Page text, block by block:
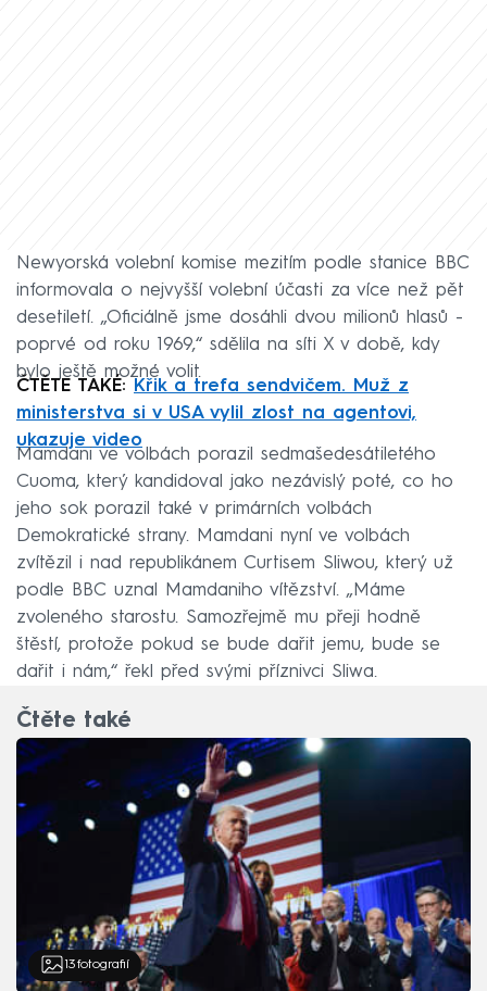
Newyorská volební komise mezitím podle stanice BBC
informovala o nejvyšší volební účasti za více než pět
desetiletí. „Oficiálně jsme dosáhli dvou milionů hlasů -
poprvé od roku 1969,“ sdělila na síti X v době, kdy
bylo ještě možné volit.
ČTĚTE TAKÉ:
Křik a trefa sendvičem. Muž z
ministerstva si v USA vylil zlost na agentovi,
ukazuje video
Mamdani ve volbách porazil sedmašedesátiletého
Cuoma, který kandidoval jako nezávislý poté, co ho
jeho sok porazil také v primárních volbách
Demokratické strany. Mamdani nyní ve volbách
zvítězil i nad republikánem Curtisem Sliwou, který už
podle BBC uznal Mamdaniho vítězství. „Máme
zvoleného starostu. Samozřejmě mu přeji hodně
štěstí, protože pokud se bude dařit jemu, bude se
dařit i nám,“ řekl před svými příznivci Sliwa.
Čtěte také
13 fotografií